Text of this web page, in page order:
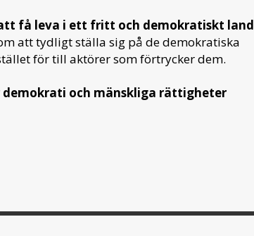
få leva i ett fritt och demokratiskt land
att tydligt ställa sig på de demokratiska
för till aktörer som förtrycker dem.
och mänskliga rättigheter